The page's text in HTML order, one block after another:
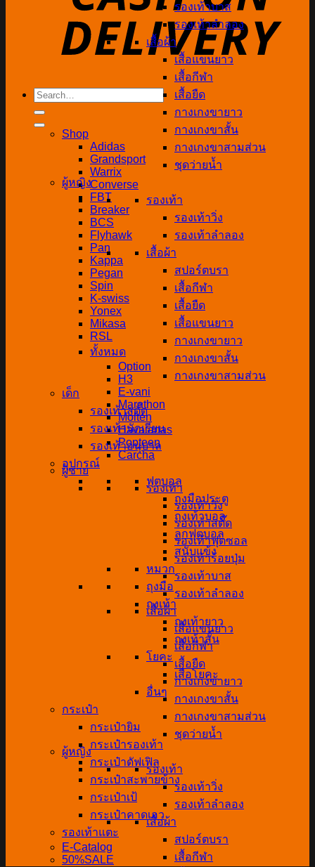
Search
for:
Shop
Adidas
Grandsport
Warrix
Converse
FBT
Breaker
BCS
Flyhawk
Pan
Kappa
Pegan
Spin
K-swiss
Yonex
Mikasa
RSL
ทั้งหมด
Option
H3
E-vani
Marathon
Molten
Havaianas
Popteen
Carcha
ผู้ชาย
รองเท้า
รองเท้าวิ่ง
รองเท้าสตั๊ด
รองเท้าฟุตซอล
รองเท้าร้อยปุ่ม
รองเท้าบาส
รองเท้าลำลอง
เสื้อผ้า
เสื้อแขนยาว
เสื้อกีฬา
เสื้อยืด
กางเกงขายาว
กางเกงขาสั้น
กางเกงขาสามส่วน
ชุดว่ายน้ำ
ผู้หญิง
รองเท้า
รองเท้าวิ่ง
รองเท้าลำลอง
เสื้อผ้า
สปอร์ตบรา
เสื้อกีฬา
รองเท้าบาส
รองเท้าลำลอง
เสื้อผ้า
เสื้อแขนยาว
เสื้อกีฬา
เสื้อยืด
กางเกงขายาว
กางเกงขาสั้น
กางเกงขาสามส่วน
ชุดว่ายน้ำ
ผู้หญิง
รองเท้า
รองเท้าวิ่ง
รองเท้าลำลอง
เสื้อผ้า
สปอร์ตบรา
เสื้อกีฬา
เสื้อยืด
เสื้อแขนยาว
กางเกงขายาว
กางเกงขาสั้น
กางเกงขาสามส่วน
เด็ก
รองเท้าสตั๊ด
รองเท้านักเรียน
รองเท้าอนุบาล
อุปกรณ์
ฟุตบอล
ถุงมือประตู
ถุงเท้าบอล
ลูกฟุตบอล
สนับแข้ง
หมวก
ถุงมือ
ถุงเท้า
ถุงเท้ายาว
ถุงเท้าสั้น
โยคะ
เสื่อโยคะ
อื่นๆ
กระเป๋า
กระเป๋ายิม
กระเป๋ารองเท้า
กระเป๋าดัฟเฟิล
กระเป๋าสะพายข้าง
กระเป๋าเป้
กระเป๋าคาดเอว
รองเท้าแตะ
E-Catalog
50%SALE